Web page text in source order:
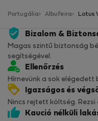
Portugália Albufeira Lotus
Bizalom &
Magas szintű biztonság
segítségével.
Ellenőrzés
Hírnevünk a sok
Igazságos és
Nincs rejtett költség.
Kaució nélküli